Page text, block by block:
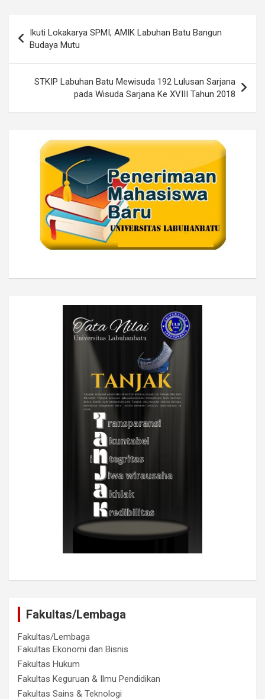
navigation
Ikuti Lokakarya SPMI, AMIK Labuhan Batu Bangun
Budaya Mutu
STKIP Labuhan Batu Mewisuda 192 Lulusan Sarjana
pada Wisuda Sarjana Ke XVIII Tahun 2018
Fakultas/Lembaga
Fakultas/Lembaga
Fakultas Ekonomi dan Bisnis
Fakultas Hukum
Fakultas Keguruan & Ilmu Pendidikan
Fakultas Sains & Teknologi